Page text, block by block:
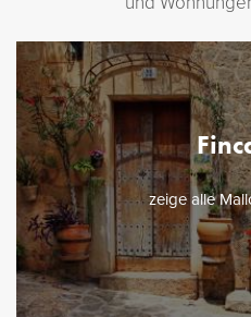
zeige alle